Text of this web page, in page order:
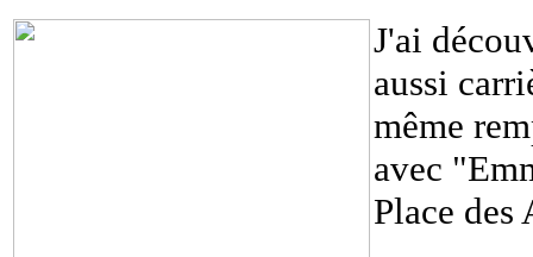
J'ai
aussi
même
avec
Place des